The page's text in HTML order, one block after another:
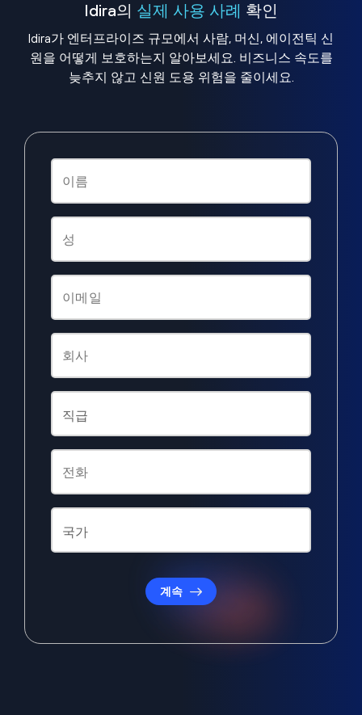
Idira의 실제 사용 사례 확인
Idira가 엔터프라이즈 규모에서 사람, 머신, 에이전틱 신
원을 어떻게 보호하는지 알아보세요. 비즈니스 속도를
늦추지 않고 신원 도용 위험을 줄이세요.
계속